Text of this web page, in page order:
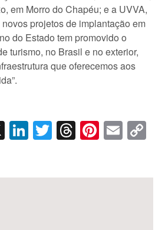
em Morro do Chapéu; e a UVVA,
projetos de implantação em
do Estado tem promovido o
turismo, no Brasil e no exterior,
que oferecemos aos
X LinkedIn
Twitter
Threads